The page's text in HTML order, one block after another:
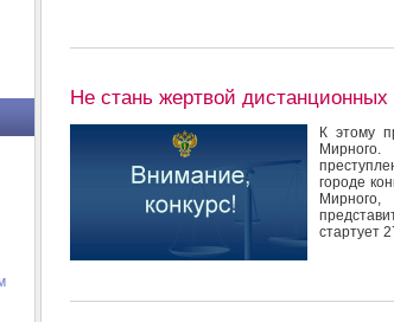
Не стань жертвой
К этому
городе
стартует